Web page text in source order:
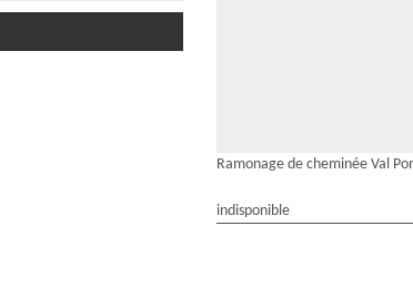
Ramonage de cheminée Val
indisponible